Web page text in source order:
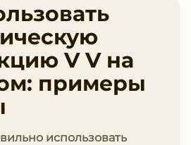
V V на
примеры
использовать